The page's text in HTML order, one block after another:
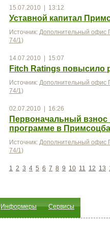
15.07.2010 | 13:12
Уставной капитал
Источник: Дополнительный офис
74/1)
14.07.2010 | 15:07
Fitch Ratings повысило
Источник: Дополнительный офис
74/1)
02.07.2010 | 16:26
Первоначальный взнос
программе в
Источник: Дополнительный офис
74/1)
1 2 3 4 5 6 7 8 9 10 11 12 13
Информеры Сервисы